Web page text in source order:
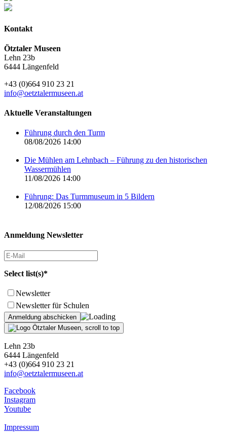
Kontakt
Ötztaler Museen
Lehn 23b
6444 Längenfeld
+43 (0)664 910 23 21
info@oetztalermuseen.at
Aktuelle Veranstaltungen
Führung durch den Turm
08/08/2026 14:00
Die Mühlen am Lehnbach – Führung zu den historischen
Wassermühlen
11/08/2026 14:00
Führung: Das Turmmuseum in 5 Bildern
12/08/2026 15:00
Anmeldung Newsletter
Select list(s)*
Newsletter
Newsletter für Schulen
Lehn 23b
6444 Längenfeld
+43 (0)664 910 23 21
info@oetztalermuseen.at
Facebook
Instagram
Youtube
Impressum